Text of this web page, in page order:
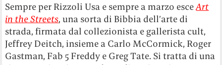
Sempre per Rizzoli Usa e sempre a marzo esceArt
in the Streets, una sorta di Bibbia dell’arte di
strada, firmata dal collezionista e gallerista cult,
Jeffrey Deitch, insieme a Carlo McCormick, Roger
Gastman, Fab 5 Freddy e Greg Tate. Si tratta di una